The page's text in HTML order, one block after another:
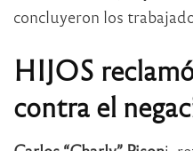
concluyeron los
HIJOS
contra el